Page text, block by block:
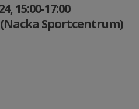
15:00-17:00
Sportcentrum)